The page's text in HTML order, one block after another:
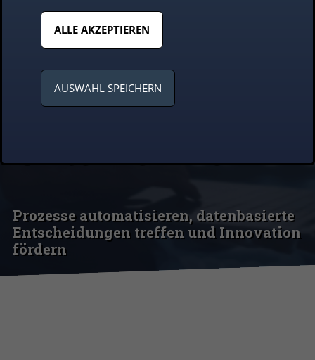
Künstliche
Intelligenz für
Ihr
Unternehmen
Prozesse automatisieren, datenbasierte
Entscheidungen treffen und Innovation
fördern
ALLE AKZEPTIEREN
AUSWAHL SPEICHERN